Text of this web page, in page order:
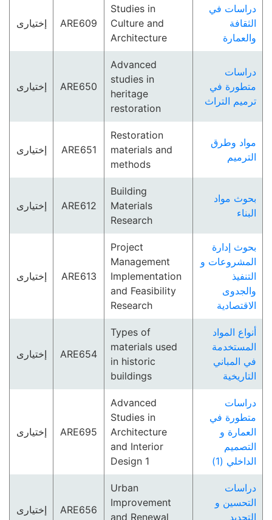
دراسات في
الثقافة
والعمارة
Studies in
Culture and
Architecture
ARE609 إختيارى
دراسات
متطورة في
ترميم التراث
Advanced
studies in
heritage
restoration
ARE650 إختيارى
مواد وطرق
الترميم
Restoration
materials and
methods
ARE651 إختيارى
بحوث مواد
البناء
Building
Materials
Research
ARE612 إختيارى
بحوث إدارة
المشروعات و
التنفيذ
والجدوى
الاقتصادية
Project
Management
Implementation
and Feasibility
Research
ARE613 إختيارى
أنواع المواد
المستخدمة
في المباني
التاريخية
Types of
materials used
in historic
buildings
ARE654 إختيارى
دراسات
متطورة في
العمارة و
التصميم
الداخلي (1)
Advanced
Studies in
Architecture
and Interior
Design 1
ARE695 إختيارى
دراسات
التحسين و
التجديد
Urban
Improvement
and Renewal
ARE656 إختيارى